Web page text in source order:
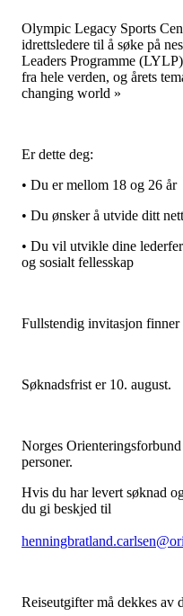
Olympic Legacy Sports
idrettsledere til å søke på
Leaders Programme
fra hele verden, og årets
changing world »
Er dette deg:
• Du er mellom 18 og 26 år
• Du ønsker å utvide ditt
• Du vil utvikle dine
og sosialt fellesskap
Fullstendig invitasjon finner
Søknadsfrist er 10. august.
Norges
personer.
Hvis du har levert søknad
du gi beskjed til
Reiseutgifter må dekkes av